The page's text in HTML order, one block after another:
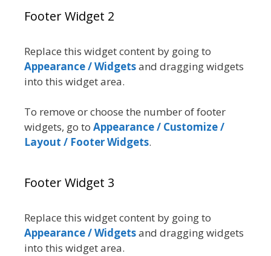
Footer Widget 2
Replace this widget content by going to
Appearance / Widgetsand dragging widgets
into this widget area.
To remove or choose the number of footer
widgets, go to Appearance / Customize /
Layout / Footer Widgets.
Footer Widget 3
Replace this widget content by going to
Appearance / Widgetsand dragging widgets
into this widget area.